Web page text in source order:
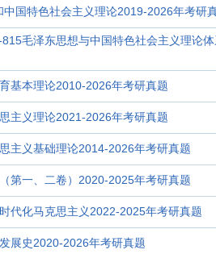
国特色社会主义理论2019-2026年考研
毛泽东思想与中国特色社会主义理论
基本理论2010-2026年考研真题
主义理论2021-2026年考研真题
主义基础理论2014-2026年考研真题
第一、二卷）2020-2025年考研真题
代化马克思主义2022-2025年考研真题
展史2020-2026年考研真题